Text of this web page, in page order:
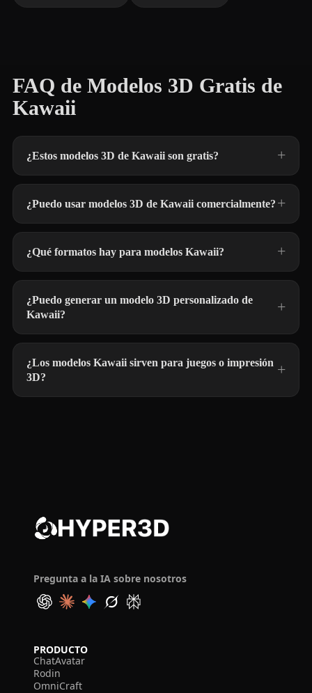
FAQ de Modelos 3D Gratis de
Kawaii
¿Estos modelos 3D de Kawaii son gratis?
¿Puedo usar modelos 3D de Kawaii comercialmente?
¿Qué formatos hay para modelos Kawaii?
¿Puedo generar un modelo 3D personalizado de
Kawaii?
¿Los modelos Kawaii sirven para juegos o impresión
3D?
Pregunta a la IA sobre nosotros
PRODUCTO
ChatAvatar
Rodin
OmniCraft